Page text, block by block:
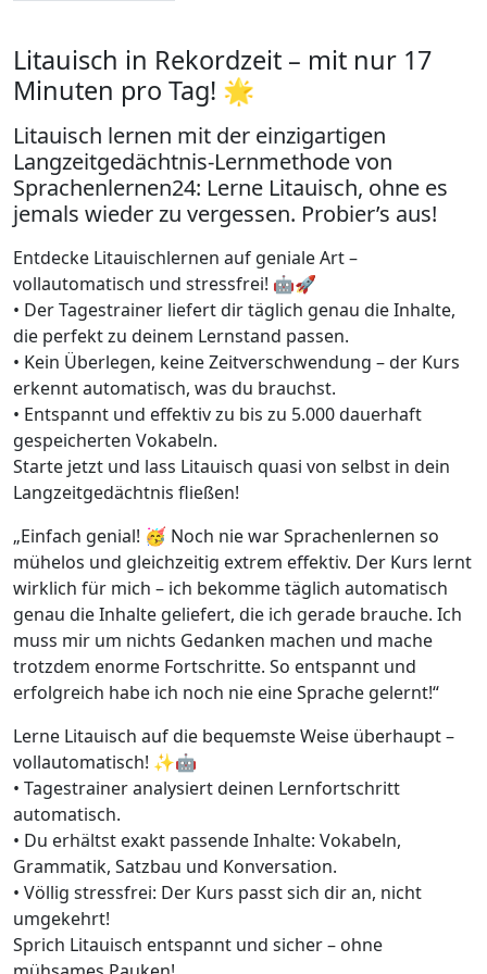
Litauisch in Rekordzeit – mit nur 17
Minuten pro Tag! 🌟
Litauisch lernen mit der einzigartigen
Langzeitgedächtnis-Lernmethode von
Sprachenlernen24: Lerne Litauisch, ohne es
jemals wieder zu vergessen. Probier’s aus!
Entdecke Litauischlernen auf geniale Art –
vollautomatisch und stressfrei! 🤖🚀
• Der Tagestrainer liefert dir täglich genau die Inhalte,
die perfekt zu deinem Lernstand passen.
• Kein Überlegen, keine Zeitverschwendung – der Kurs
erkennt automatisch, was du brauchst.
• Entspannt und effektiv zu bis zu 5.000 dauerhaft
gespeicherten Vokabeln.
Starte jetzt und lass Litauisch quasi von selbst in dein
Langzeitgedächtnis fließen!
„Einfach genial! 🥳 Noch nie war Sprachenlernen so
mühelos und gleichzeitig extrem effektiv. Der Kurs lernt
wirklich für mich – ich bekomme täglich automatisch
genau die Inhalte geliefert, die ich gerade brauche. Ich
muss mir um nichts Gedanken machen und mache
trotzdem enorme Fortschritte. So entspannt und
erfolgreich habe ich noch nie eine Sprache gelernt!“
Lerne Litauisch auf die bequemste Weise überhaupt –
vollautomatisch! ✨🤖
• Tagestrainer analysiert deinen Lernfortschritt
automatisch.
• Du erhältst exakt passende Inhalte: Vokabeln,
Grammatik, Satzbau und Konversation.
• Völlig stressfrei: Der Kurs passt sich dir an, nicht
umgekehrt!
Sprich Litauisch entspannt und sicher – ohne